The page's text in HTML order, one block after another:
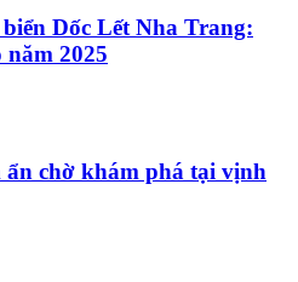
Dốc Lết Nha Trang:
năm 2025
ẩn chờ khám phá tại vịnh